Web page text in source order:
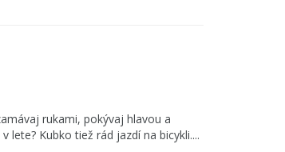
rukami, pokývaj hlavou a
Kubko tiež rád jazdí na bicykli....